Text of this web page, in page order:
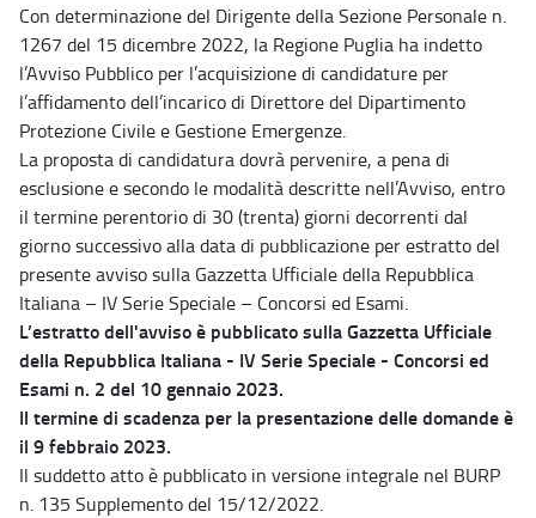
Con determinazione del Dirigente della Sezione Personale n.
1267 del 15 dicembre 2022, la Regione Puglia ha indetto
l’Avviso Pubblico per l’acquisizione di candidature per
l’affidamento dell’incarico di Direttore del Dipartimento
Protezione Civile e Gestione Emergenze.
La proposta di candidatura dovrà pervenire, a pena di
esclusione e secondo le modalità descritte nell’Avviso, entro
il termine perentorio di 30 (trenta) giorni decorrenti dal
giorno successivo alla data di pubblicazione per estratto del
presente avviso sulla Gazzetta Ufficiale della Repubblica
Italiana – IV Serie Speciale – Concorsi ed Esami.
L’estratto dell'avviso è pubblicato sulla Gazzetta Ufficiale
della Repubblica Italiana - IV Serie Speciale - Concorsi ed
Esami n. 2 del 10 gennaio 2023.
Il termine di scadenza per la presentazione delle domande è
il 9 febbraio 2023.
Il suddetto atto è pubblicato in versione integrale nel BURP
n. 135 Supplemento del 15/12/2022.